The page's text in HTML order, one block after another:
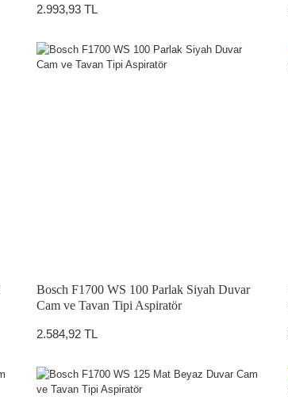
2.993,93 TL
Bosch F1700 WS 100 Parlak Siyah Duvar
Cam ve Tavan Tipi Aspiratör
2.584,92 TL